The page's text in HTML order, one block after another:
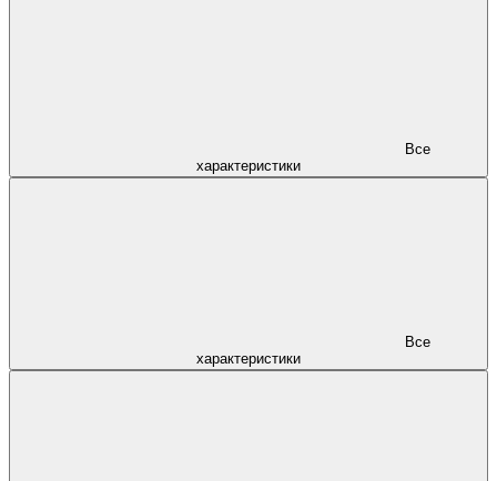
характеристики
характеристики